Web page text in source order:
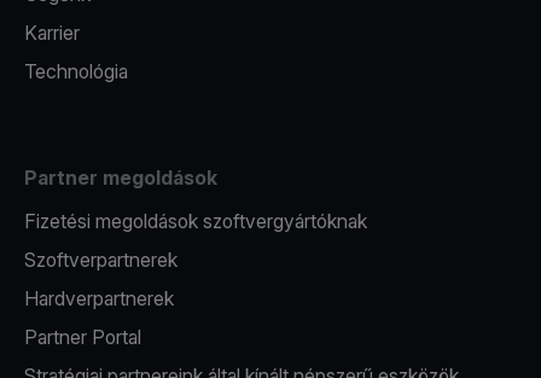
Karrier
Technológia
Partner megoldások
Fizetési megoldások szoftvergyártóknak
Szoftverpartnerek
Hardverpartnerek
Partner Portal